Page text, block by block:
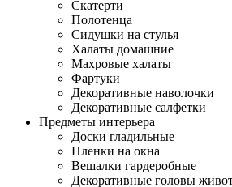
Скатерти
Полотенца
Сидушки на стулья
Халаты домашние
Махровые халаты
Фартуки
Декоративные наволочки
Декоративные салфетки
Предметы интерьера
Доски гладильные
Пленки на окна
Вешалки гардеробные
Декоративные головы